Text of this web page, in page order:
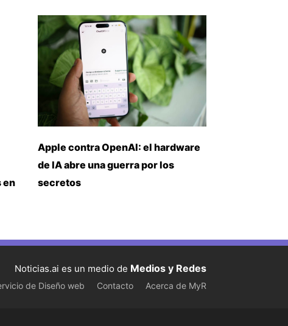
en
Apple contra OpenAI: el hardware
de IA abre una guerra por los
secretos
Noticias.ai es un medio de Medios y Redes
de Diseño web Contacto Acerca de MyR